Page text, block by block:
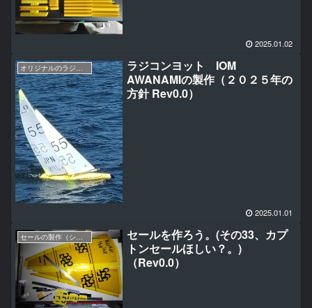
2025.01.02
オリジナルのラジコンヨットの作り方（IOM AWANAMI編）
ラジコンヨット IOM
AWANAMIの製作（２０２５年の
方針 Rev0.0）
2025.01.01
セールの製作（シングルパネル編）
セールを作ろう。(その33、カプ
トンセールほしい？。)
（Rev0.0）